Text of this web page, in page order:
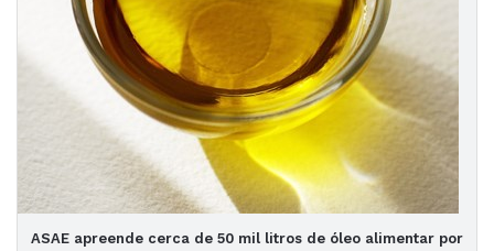
ASAE apreende cerca de 50 mil litros de óleo alimentar por